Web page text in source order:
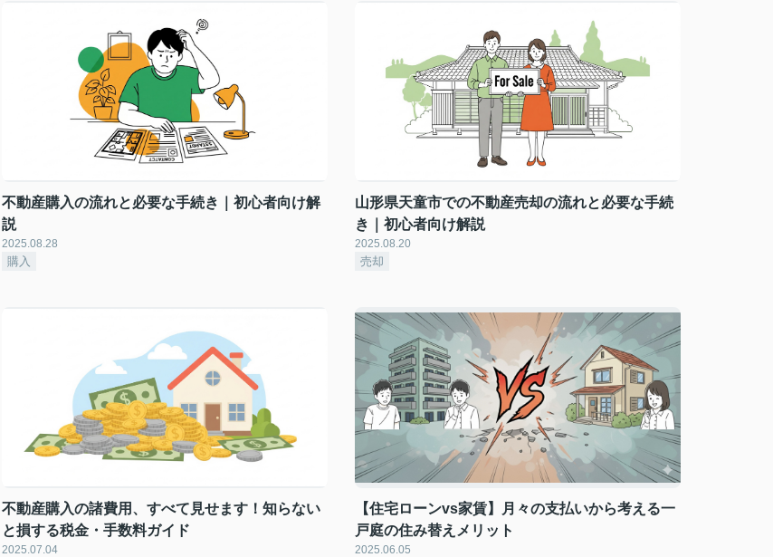
不動産購入の流れと必要な手続き｜初心者向け解
説
2025.08.28
購入
山形県天童市での不動産売却の流れと必要な手続
き｜初心者向け解説
2025.08.20
売却
不動産購入の諸費用、すべて見せます！知らない
と損する税金・手数料ガイド
2025.07.04
【住宅ローンvs家賃】月々の支払いから考える一
戸庭の住み替えメリット
2025.06.05